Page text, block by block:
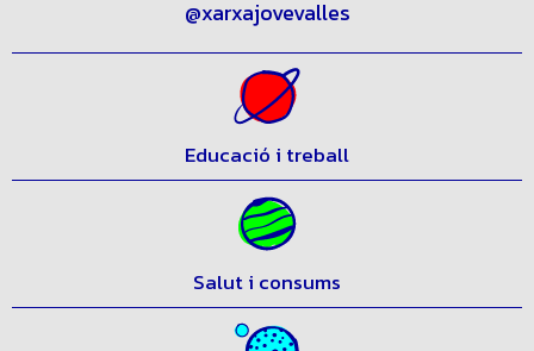
Segueix-nos al nostre perfil d’Instagram:
@xarxajovevalles
Educació i treball
Salut i consums